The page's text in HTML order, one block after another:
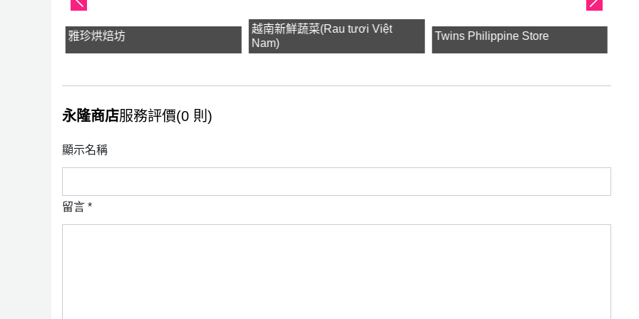
雅珍烘焙坊
越南新鮮蔬菜(Rau tươi Việt
Nam)
Twins Philippine Store
永隆商店服務評價(0 則)
顯示名稱
留言 *